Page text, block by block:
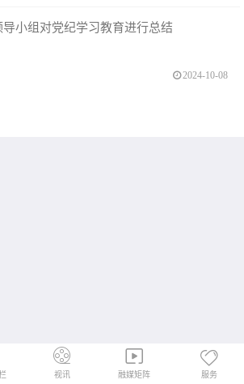
视讯 融媒矩阵 服务
小组对党纪学习教育进行总结
2024-10-08